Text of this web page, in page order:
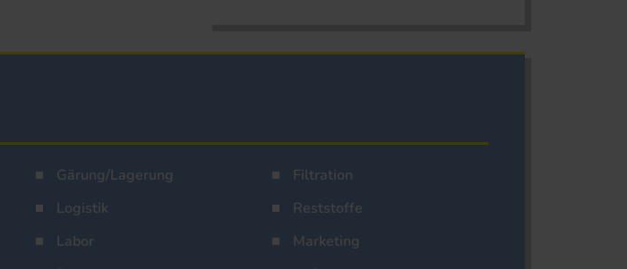
Gärung/Lagerung
Filtration
Logistik
Reststoffe
Labor
Marketing